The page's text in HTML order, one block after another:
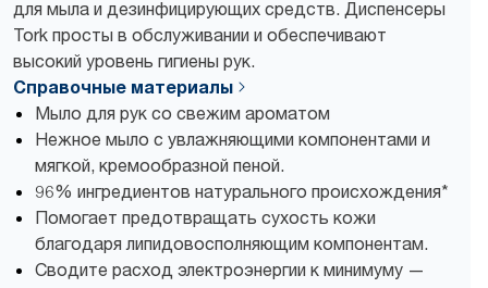
для мыла и дезинфицирующих средств. Диспенсеры
Tork просты в обслуживании и обеспечивают
высокий уровень гигиены рук.
Справочные материалы
Мыло для рук со свежим ароматом
Нежное мыло с увлажняющими компонентами и
мягкой, кремообразной пеной.
96% ингредиентов натурального происхождения*
Помогает предотвращать сухость кожи
благодаря липидовосполняющим компонентам.
Сводите расход электроэнергии к минимуму —